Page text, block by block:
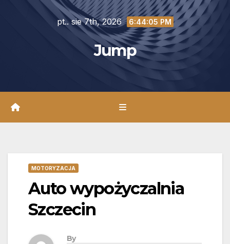
pt.. sie 7th, 2026 6:44:06 PM
Jump
MOTORYZACJA
Auto wypożyczalnia
Szczecin
By